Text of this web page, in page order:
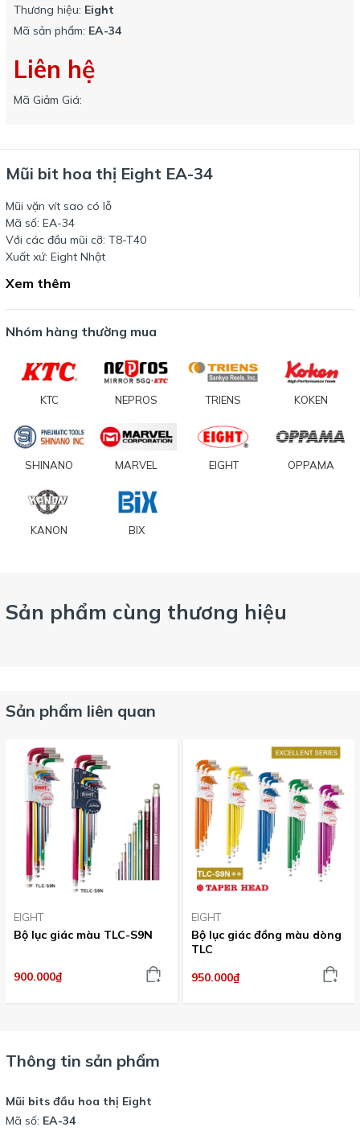
Thương hiệu: Eight
Mã sản phẩm: EA-34
Liên hệ
Mã Giảm Giá:
Mũi bit hoa thị Eight EA-34
Mũi vặn vít sao có lỗ
Mã số: EA-34
Với các đầu mũi cỡ: T8-T40
Xuất xứ: Eight Nhật
Xem thêm
Nhóm hàng thường mua
KTC NEPROS TRIENS KOKEN
SHINANO MARVEL EIGHT OPPAMA
KANON BIX
Sản phẩm cùng thương hiệu
Sản phẩm liên quan
EIGHT
Bộ lục giác màu TLC-S9N
900.000₫
EIGHT
Bộ lục giác đồng màu dòng
TLC
950.000₫
Thông tin sản phẩm
Mũi bits đầu hoa thị Eight
Mã số: EA-34